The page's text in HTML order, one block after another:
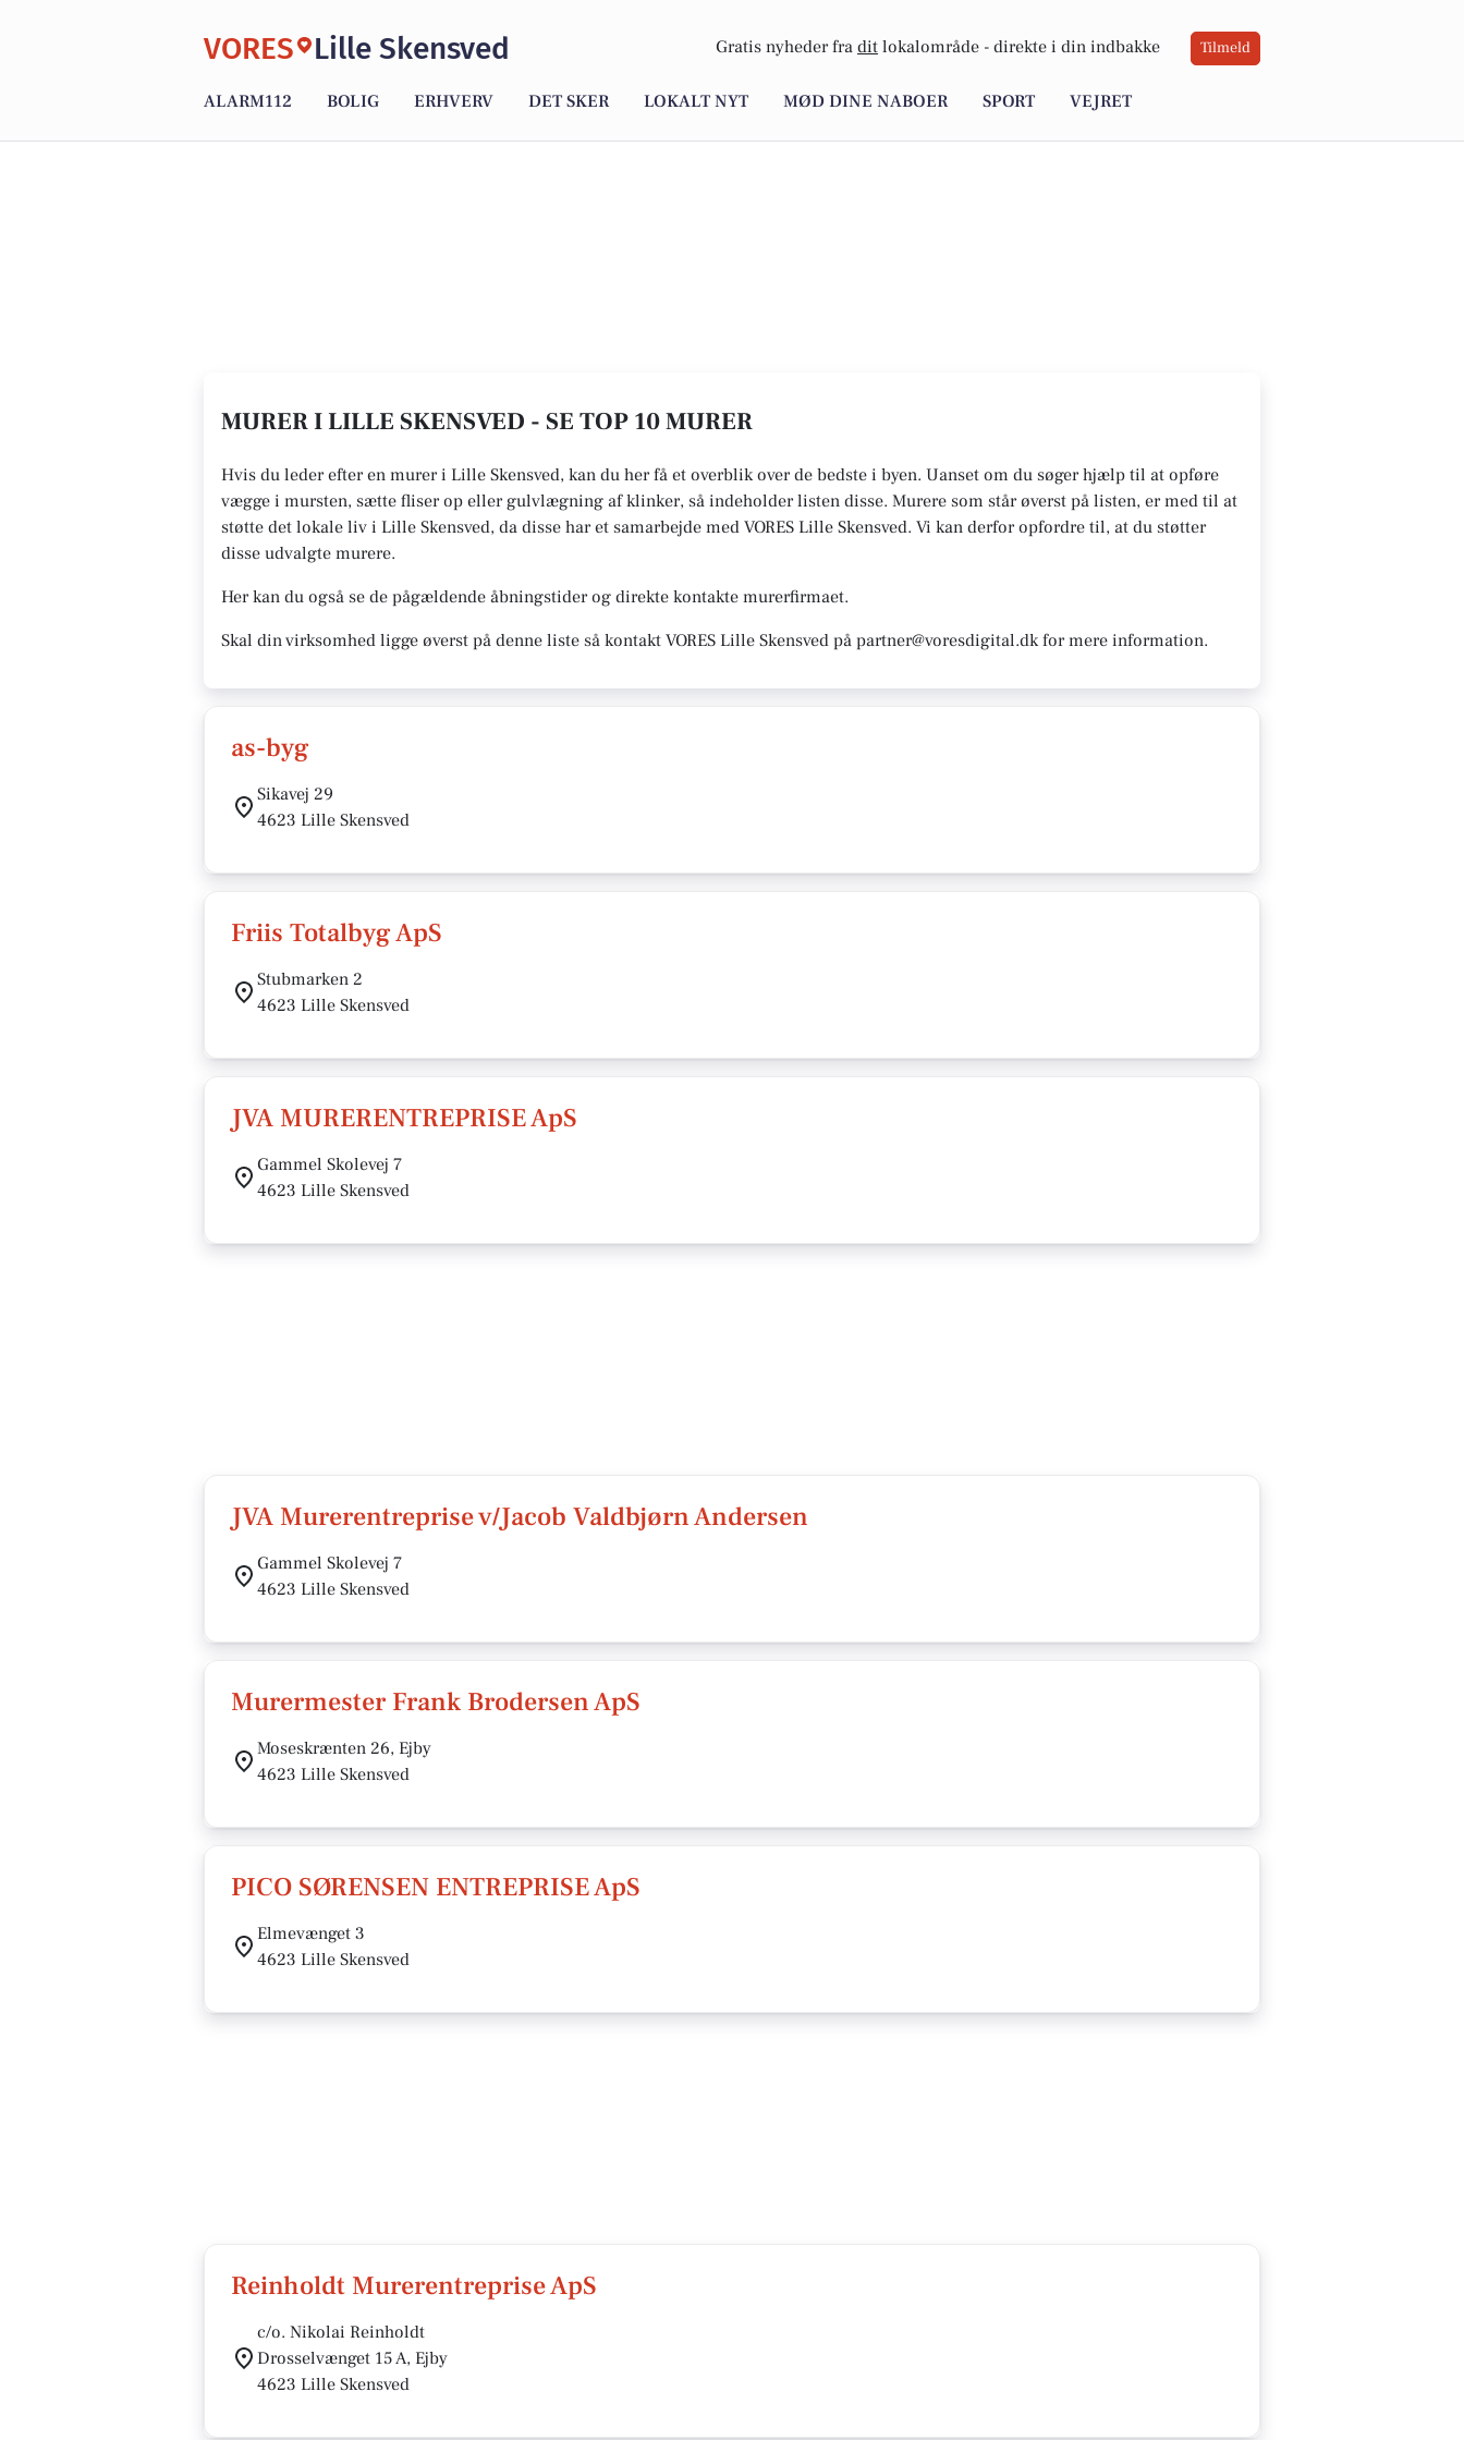
VORES Lille Skensved Gratis nyheder fra dit lokalområde - direkte i din indbakke Tilmeld
ALARM112 BOLIG ERHVERV DET SKER LOKALT NYT MØD DINE NABOER SPORT VEJRET
MURER I LILLE SKENSVED - SE TOP 10 MURER
Hvis du leder efter en murer i Lille Skensved, kan du her få et overblik over de bedste i byen. Uanset om du søger hjælp til at opføre
vægge i mursten, sætte fliser op eller gulvlægning af klinker, så indeholder listen disse. Murere som står øverst på listen, er med til at
støtte det lokale liv i Lille Skensved, da disse har et samarbejde med VORES Lille Skensved. Vi kan derfor opfordre til, at du støtter
disse udvalgte murere.
Her kan du også se de pågældende åbningstider og direkte kontakte murerfirmaet.
Skal din virksomhed ligge øverst på denne liste så kontakt VORES Lille Skensved på partner@voresdigital.dk for mere information.
as-byg
Sikavej 29
4623 Lille Skensved
Friis Totalbyg ApS
Stubmarken 2
4623 Lille Skensved
JVA MURERENTREPRISE ApS
Gammel Skolevej 7
4623 Lille Skensved
JVA Murerentreprise v/Jacob Valdbjørn Andersen
Gammel Skolevej 7
4623 Lille Skensved
Murermester Frank Brodersen ApS
Moseskrænten 26, Ejby
4623 Lille Skensved
PICO SØRENSEN ENTREPRISE ApS
Elmevænget 3
4623 Lille Skensved
Reinholdt Murerentreprise ApS
c/o. Nikolai Reinholdt
Drosselvænget 15 A, Ejby
4623 Lille Skensved